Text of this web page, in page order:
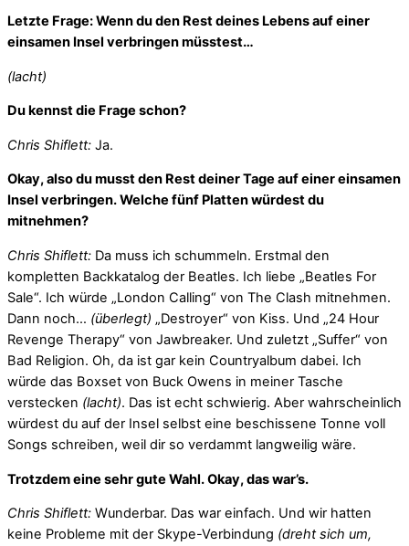
Letzte Frage: Wenn du den Rest deines Lebens auf einer
einsamen Insel verbringen müsstest…
(lacht)
Du kennst die Frage schon?
Chris Shiflett: Ja.
Okay, also du musst den Rest deiner Tage auf einer einsamen
Insel verbringen. Welche fünf Platten würdest du
mitnehmen?
Chris Shiflett: Da muss ich schummeln. Erstmal den
kompletten Backkatalog der Beatles. Ich liebe „Beatles For
Sale“. Ich würde „London Calling“ von The Clash mitnehmen.
Dann noch… (überlegt) „Destroyer“ von Kiss. Und „24 Hour
Revenge Therapy“ von Jawbreaker. Und zuletzt „Suffer“ von
Bad Religion. Oh, da ist gar kein Countryalbum dabei. Ich
würde das Boxset von Buck Owens in meiner Tasche
verstecken (lacht). Das ist echt schwierig. Aber wahrscheinlich
würdest du auf der Insel selbst eine beschissene Tonne voll
Songs schreiben, weil dir so verdammt langweilig wäre.
Trotzdem eine sehr gute Wahl. Okay, das war’s.
Chris Shiflett: Wunderbar. Das war einfach. Und wir hatten
keine Probleme mit der Skype-Verbindung (dreht sich um,